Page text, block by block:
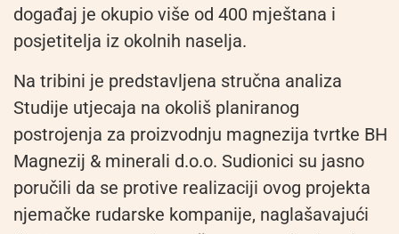
događaj je okupio više od 400 mještana i
posjetitelja iz okolnih naselja.
Na tribini je predstavljena stručna analiza
Studije utjecaja na okoliš planiranog
postrojenja za proizvodnju magnezija tvrtke BH
Magnezij & minerali d.o.o. Sudionici su jasno
poručili da se protive realizaciji ovog projekta
njemačke rudarske kompanije, naglašavajući